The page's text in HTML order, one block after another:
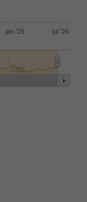
jan '26 jul '26
2026